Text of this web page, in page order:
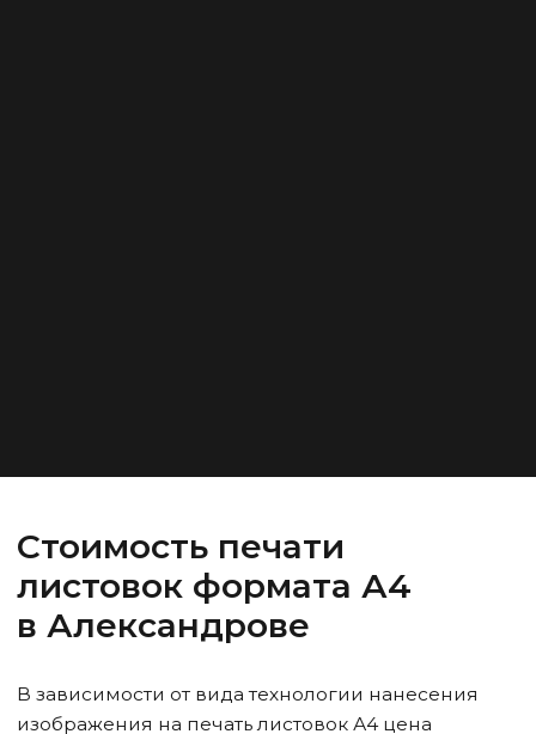
Стоимость печати
листовок формата А4
в Александрове
В зависимости от вида технологии нанесения
изображения на печать листовок А4 цена